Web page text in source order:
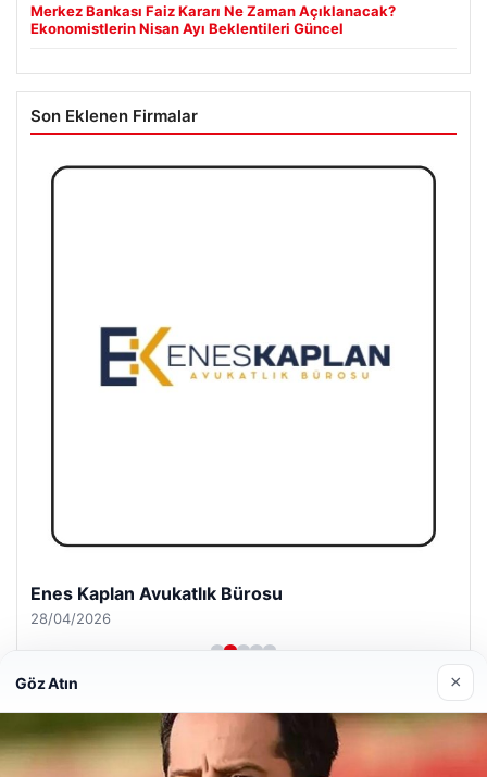
Merkez Bankası Faiz Kararı Ne Zaman Açıklanacak?
Ekonomistlerin Nisan Ayı Beklentileri Güncel
Son Eklenen Firmalar
Enes Kaplan Avukatlık Bürosu
28/04/2026
Göz Atın ×